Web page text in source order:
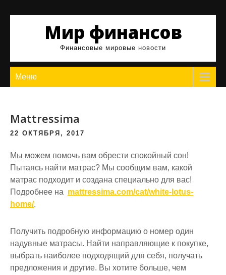
Мир финансов
Финансовые мировые новости
Меню
Мattressima
22 ОКТЯБРЯ, 2017
Мы можем помочь вам обрести спокойный сон!
Пытаясь найти матрас? Мы сообщим вам, какой
матрас подходит и создана специально для вас!
Подробнее на mattressima.com/cat/white-lotus-
home/.
Получить подробную информацию о номер один
надувные матрасы. Найти направляющие к покупке,
выбрать наиболее подходящий для себя, получать
предложения и другие. Вы хотите больше, чем